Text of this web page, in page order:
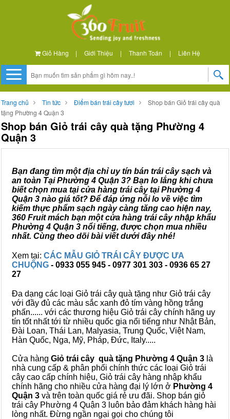
Giỏ Hàng | Giới Thiệu | Thanh Toán | Liên Hệ
Trang chủ Tin tức Điểm bán trái cây tươi
Shop bán Giỏ trái cây quà
tặng Phường 4 Quận 3
Shop bán Giỏ trái cây quà tặng Phường 4
Quận 3
Bạn đang tìm một địa chỉ uy tín bán trái cây sạch và
an toàn Tại Phường 4 Quận 3? Bạn lo lắng khi chưa
biết chọn mua tại cửa hàng trái cây tại Phường 4
Quận 3 nào giá tốt? Để đáp ứng nỗi lo về việc tìm
kiếm thực phẩm sạch ngày càng tăng cao hiện nay,
360 Fruit mách bạn một cửa hàng trái cây nhập khẩu
Phường 4 Quận 3 nổi tiếng, được chọn mua nhiều
nhất. Cùng theo dõi bài viết dưới đây nhé!
Xem tại: CÁC MẪU GIỎ TRÁI CÂY ĐƯỢC ƯA
CHUỘNG - 0933 055 945 - 0977 301 303 - 0936 65 27
27
Đa dạng các loại Giỏ trái cây quà tặng như Giỏ trái cây
với đầy đủ các màu sắc xanh đỏ tím vàng hồng trắng
phấn...... với các thương hiệu Giỏ trái cây chính hãng uy
tín tốt nhất tới từ nhiều quốc gia nổi tiếng như Nhật Bản,
Đài Loan, Thái Lan, Malyasia, Trung Quốc, Việt Nam,
Hàn Quốc, Nga, Mỹ, Pháp, Đức, Italy.....
Cửa hàng Giỏ trái cây quà tặng Phường 4 Quận 3 là
nhà cung cấp & phân phối chính thức các loại Giỏ trái
cây cao cấp chính hiệu, Giỏ trái cây hàng nhập khẩu
chính hãng cho nhiều cửa hàng đại lý lớn ở Phường 4
Quận 3 và trên toàn quốc giá rẻ ưu đãi. Shop bán giỏ
trái cây Phường 4 Quận 3 luôn bảo đảm khách hàng hài
lòng nhất. Đừng ngần ngại gọi cho chúng tôi